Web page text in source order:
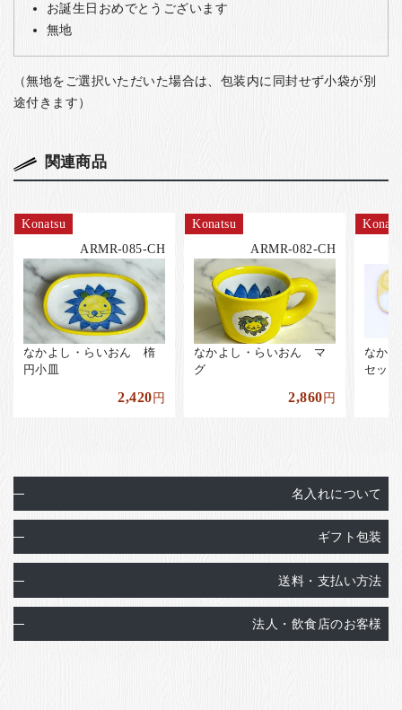
お誕生日おめでとうございます
無地
（無地をご選択いただいた場合は、包装内に同封せず小袋が別
途付きます）
関連商品
Konatsu
ARMR-085-CH
なかよし・らいおん 楕
円小皿
2,420円
Konatsu
ARMR-082-CH
なかよし・らいおん マ
グ
2,860円
なか
セット
名入れについて
ギフト包装
送料・支払い方法
法人・飲食店のお客様